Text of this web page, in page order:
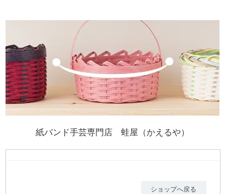
紙バンド手芸専門店 蛙屋（かえるや）
ショップへ戻る